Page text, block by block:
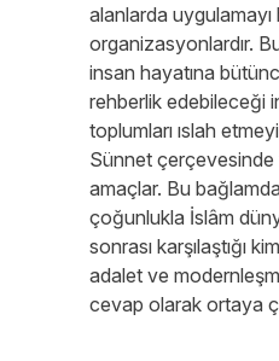
alanlarda
organizasyonlardır.
insan hayatına
rehberlik edebileceği
toplumları ıslah
Sünnet
amaçlar. Bu
çoğunlukla İslâm
sonrası karşılaştığı
adalet ve
cevap olarak ortaya